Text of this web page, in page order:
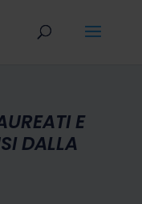
E
DALLA